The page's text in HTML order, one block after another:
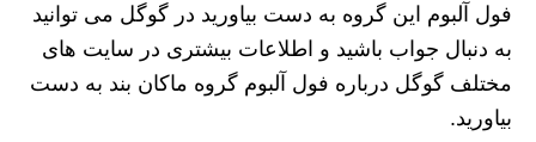
فول آلبوم این گروه به دست بیاورید در گوگل می توانید
به دنبال جواب باشید و اطلاعات بیشتری در سایت های
مختلف گوگل درباره فول آلبوم گروه ماکان بند به دست
بیاورید‌.